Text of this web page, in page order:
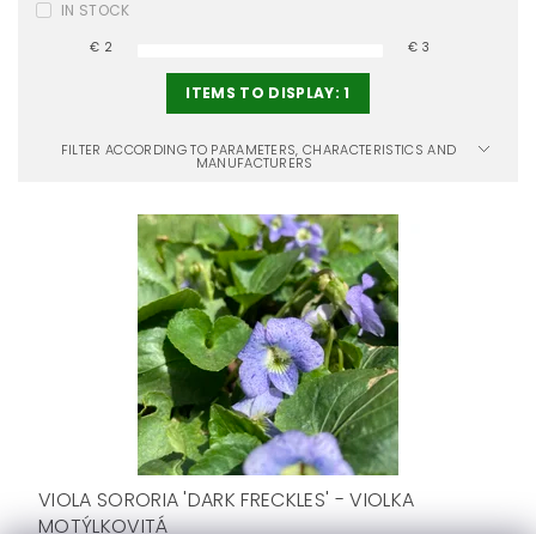
IN STOCK
€ 2 € 3
ITEMS TO DISPLAY:1
FILTER ACCORDING TO PARAMETERS, CHARACTERISTICS AND
MANUFACTURERS
VIOLA SORORIA 'DARK FRECKLES' - VIOLKA
MOTÝLKOVITÁ